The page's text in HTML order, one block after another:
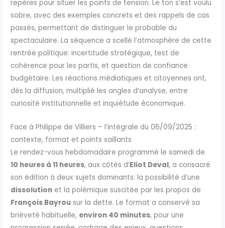
repères pour situer les points de tension. Le ton s’est voulu
sobre, avec des exemples concrets et des rappels de cas
passés, permettant de distinguer le probable du
spectaculaire. La séquence a scellé l’atmosphère de cette
rentrée politique: incertitude stratégique, test de
cohérence pour les partis, et question de confiance
budgétaire. Les réactions médiatiques et citoyennes ont,
dès la diffusion, multiplié les angles d’analyse, entre
curiosité institutionnelle et inquiétude économique.
Face à Philippe de Villiers – l’intégrale du 06/09/2025 :
contexte, format et points saillants
Le rendez-vous hebdomadaire programmé le samedi de
10 heures à 11 heures, aux côtés d’Eliot Deval, a consacré
son édition à deux sujets dominants: la possibilité d’une
dissolution et la polémique suscitée par les propos de
François Bayrou sur la dette. Le format a conservé sa
brièveté habituelle, environ 40 minutes, pour une